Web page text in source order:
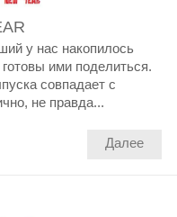
у нас накопилось
ими поделиться.
совпадает с
не правда...
Далее